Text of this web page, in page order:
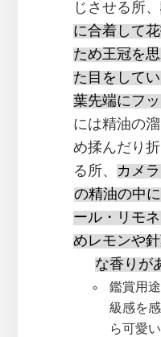
じさせる所、
に合着して
ため王冠を
た目をして
葉先端にフ
には精油の
め揉んだり
る所、
カメ
の精油の中
ール・リモ
めレモンや
な香りが
鑑賞用
級感を
ら可愛